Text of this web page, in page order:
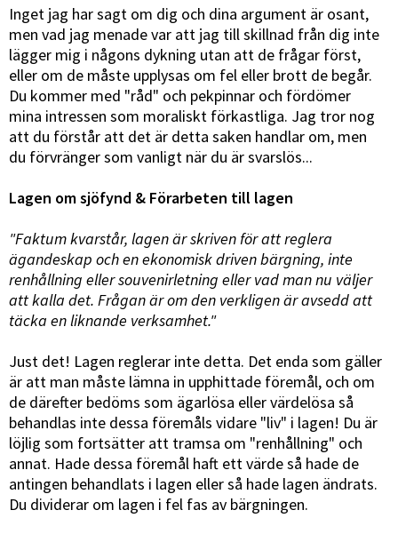
Inget jag har sagt om dig och dina argument är osant,
men vad jag menade var att jag till skillnad från dig inte
lägger mig i någons dykning utan att de frågar först,
eller om de måste upplysas om fel eller brott de begår.
Du kommer med "råd" och pekpinnar och fördömer
mina intressen som moraliskt förkastliga. Jag tror nog
att du förstår att det är detta saken handlar om, men
du förvränger som vanligt när du är svarslös...
Lagen om sjöfynd & Förarbeten till lagen
"Faktum kvarstår, lagen är skriven för att reglera
ägandeskap och en ekonomisk driven bärgning, inte
renhållning eller souvenirletning eller vad man nu väljer
att kalla det. Frågan är om den verkligen är avsedd att
täcka en liknande verksamhet."
Just det! Lagen reglerar inte detta. Det enda som gäller
är att man måste lämna in upphittade föremål, och om
de därefter bedöms som ägarlösa eller värdelösa så
behandlas inte dessa föremåls vidare "liv" i lagen! Du är
löjlig som fortsätter att tramsa om "renhållning" och
annat. Hade dessa föremål haft ett värde så hade de
antingen behandlats i lagen eller så hade lagen ändrats.
Du dividerar om lagen i fel fas av bärgningen.